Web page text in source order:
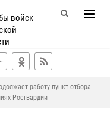
войск
работу пункт отбора
Росгвардии